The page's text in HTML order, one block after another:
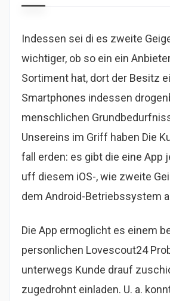
Indessen sei di es zweite
wichtiger, ob so ein ein
Sortiment hat, dort der Besitz
Smartphones indessen
menschlichen
Unsereins im Griff haben Die
fall erden: es gibt die eine App
uff diesem iOS-, wie zweite
dem Android-Betriebssystem
Die App ermoglicht es einem
personlichen Lovescout24
unterwegs Kunde drauf
zugedrohnt einladen. U. a.